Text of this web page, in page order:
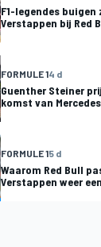
F1-legendes
Verstappen bij Red
FORMULE 14 d
Guenther Steiner
komst van
FORMULE 15 d
Waarom Red Bull
Verstappen weer